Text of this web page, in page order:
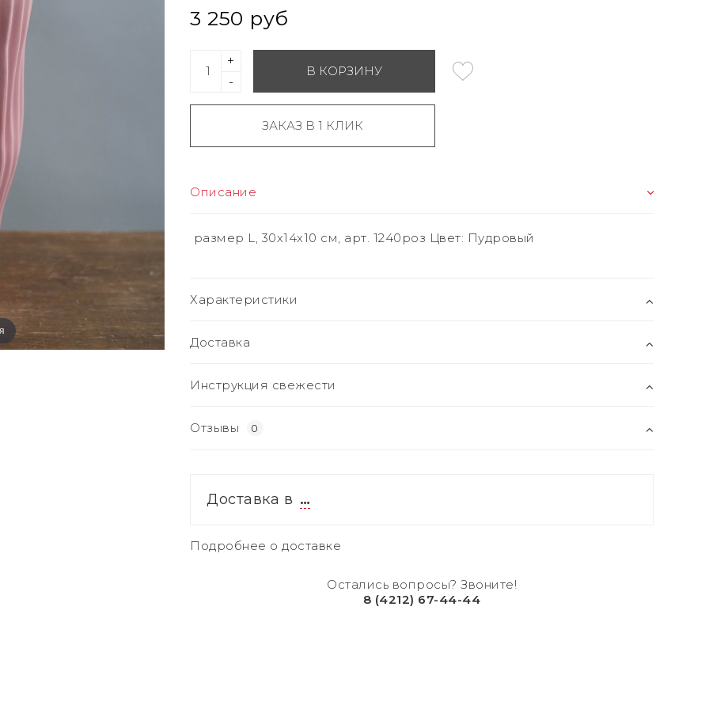
3 250 руб
-
+
В КОРЗИНУ
ЗАКАЗ В 1 КЛИК
Описание
размер L, 30х14х10 см, арт. 1240роз Цвет: Пудровый
Характеристики
Доставка
Инструкция свежести
Отзывы 0
Доставка в …
Подробнее о доставке
Остались вопросы? Звоните!
8 (4212) 67-44-44